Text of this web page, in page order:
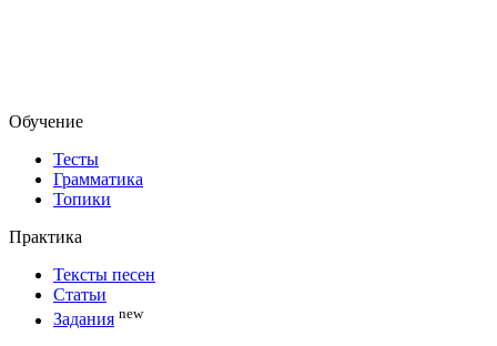
Обучение
Тесты
Грамматика
Топики
Практика
Тексты песен
Статьи
Задания new